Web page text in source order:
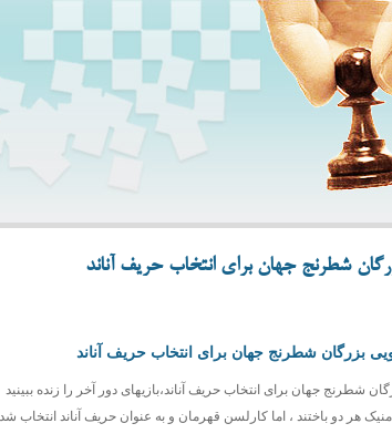
شطرنج جهان برای انتخاب حریف آناند
بزرگان شطرنج جهان برای انتخاب حریف آناند
شطرنج جهان برای انتخاب حریف آناند،بازیهای دور آخر را زنده ببینید
هر دو باختند ، اما کارلسن قهرمان و به عنوان حریف آناند انتخاب شد